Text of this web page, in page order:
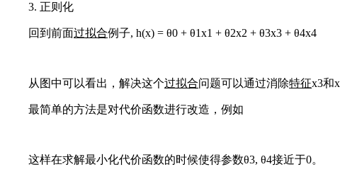
3. 正则化
回到前面过拟合例子, h(x) = θ0 + θ1x1 + θ2x2 + θ3x3 + θ4x4
从图中可以看出，解决这个过拟合问题可以通过消除特征x3和
最简单的方法是对代价函数进行改造，例如
这样在求解最小化代价函数的时候使得参数θ3, θ4接近于0。